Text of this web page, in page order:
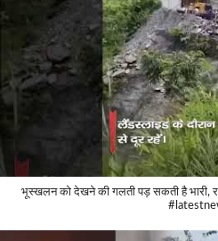
भूस्खलन को देखने की गलती पड़ सकती है भारी,